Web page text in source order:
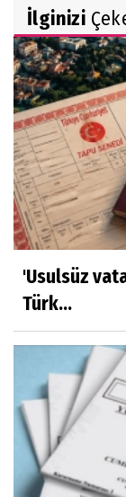
İlginizi
'Usulsüz
Türk...